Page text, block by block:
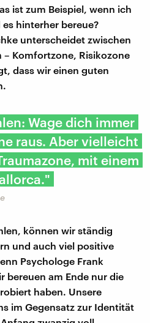
ist zum Beispiel, wenn ich
hinterher bereue?
unterscheidet zwischen
Komfortzone, Risikozone
dass wir einen guten
Wage dich immer
raus. Aber vielleicht
mit einem
können wir ständig
und auch viel positive
Psychologe Frank
bereuen am Ende nur die
haben. Unsere
im Gegensatz zur Identität